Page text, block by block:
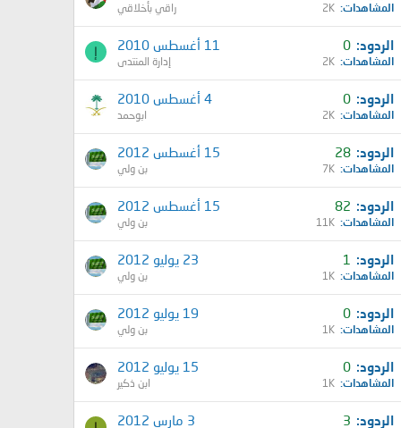
المشاهدات 2K راقي بأخلاقي
الردود 0
المشاهدات 2K
11 أغسطس 2010
إدارة المنتدى
إ
الردود 0
المشاهدات 2K
4 أغسطس 2010
ابوحمد
الردود 28
المشاهدات 7K
15 أغسطس 2012
بن ولي
الردود 82
المشاهدات 11K
15 أغسطس 2012
بن ولي
الردود 1
المشاهدات 1K
23 يوليو 2012
بن ولي
الردود 0
المشاهدات 1K
19 يوليو 2012
بن ولي
الردود 0
المشاهدات 1K
15 يوليو 2012
ابن ذكير
الردود 3 3 مارس 2012